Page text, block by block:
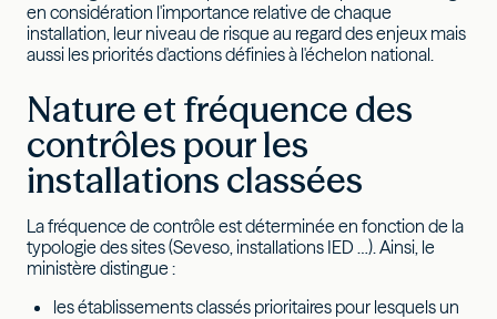
en considération l'importance relative de chaque
installation, leur niveau de risque au regard des enjeux mais
aussi les priorités d'actions définies à l'échelon national.
Nature et fréquence des
contrôles pour les
installations classées
La fréquence de contrôle est déterminée en fonction de la
typologie des sites (Seveso, installations IED …). Ainsi, le
ministère distingue :
les établissements classés prioritaires pour lesquels un